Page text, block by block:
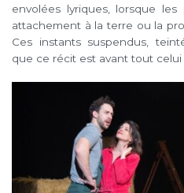
envolées lyriques, lorsque
attachement à la terre ou la
Ces instants suspendus,
que ce récit est avant tout celui